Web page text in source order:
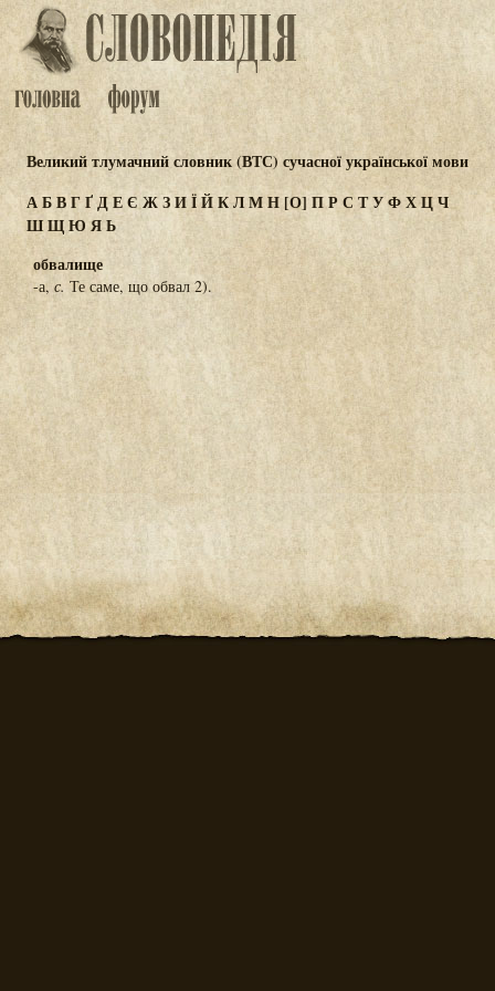
Великий тлумачний словник (ВТС) сучасної української мови
АБВГҐДЕЄ ЖЗИЇЙКЛМН[О] ПР СТУФХЦЧ
ШЩЮЯЬ
обвалище
-а, с. Те саме, що обвал 2).